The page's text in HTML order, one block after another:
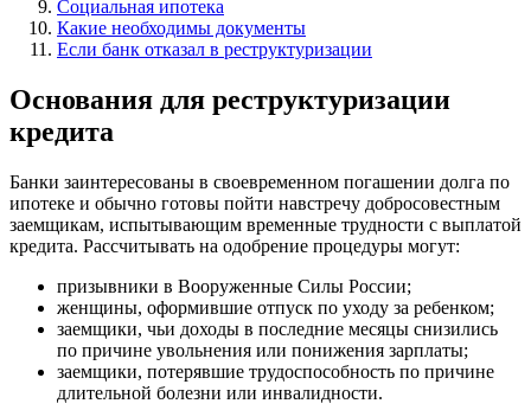
Социальная ипотека
Какие необходимы документы
Если банк отказал в реструктуризации
Основания для реструктуризации
кредита
Банки заинтересованы в своевременном погашении долга по
ипотеке и обычно готовы пойти навстречу добросовестным
заемщикам, испытывающим временные трудности с выплатой
кредита. Рассчитывать на одобрение процедуры могут:
призывники в Вооруженные Силы России;
женщины, оформившие отпуск по уходу за ребенком;
заемщики, чьи доходы в последние месяцы снизились
по причине увольнения или понижения зарплаты;
заемщики, потерявшие трудоспособность по причине
длительной болезни или инвалидности.